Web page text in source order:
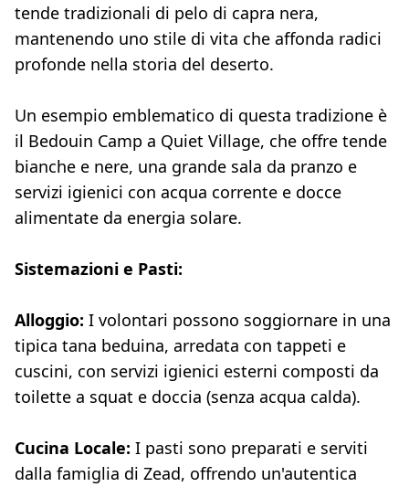
tende tradizionali di pelo di capra nera,
mantenendo uno stile di vita che affonda radici
profonde nella storia del deserto.
Un esempio emblematico di questa tradizione è
il Bedouin Camp a Quiet Village, che offre tende
bianche e nere, una grande sala da pranzo e
servizi igienici con acqua corrente e docce
alimentate da energia solare.
Sistemazioni e Pasti:
Alloggio: I volontari possono soggiornare in una
tipica tana beduina, arredata con tappeti e
cuscini, con servizi igienici esterni composti da
toilette a squat e doccia (senza acqua calda).
Cucina Locale: I pasti sono preparati e serviti
dalla famiglia di Zead, offrendo un'autentica